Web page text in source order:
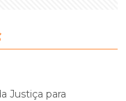
Justiça para